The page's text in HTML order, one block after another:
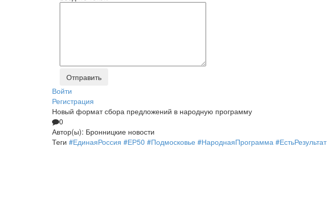
Войти
Регистрация
Новый формат сбора предложений в народную программу
0
Автор(ы): Бронницкие новости
Теги #ЕдинаяРоссия #ЕР50 #Подмосковье #НароднаяПрограмма #ЕстьРезультат